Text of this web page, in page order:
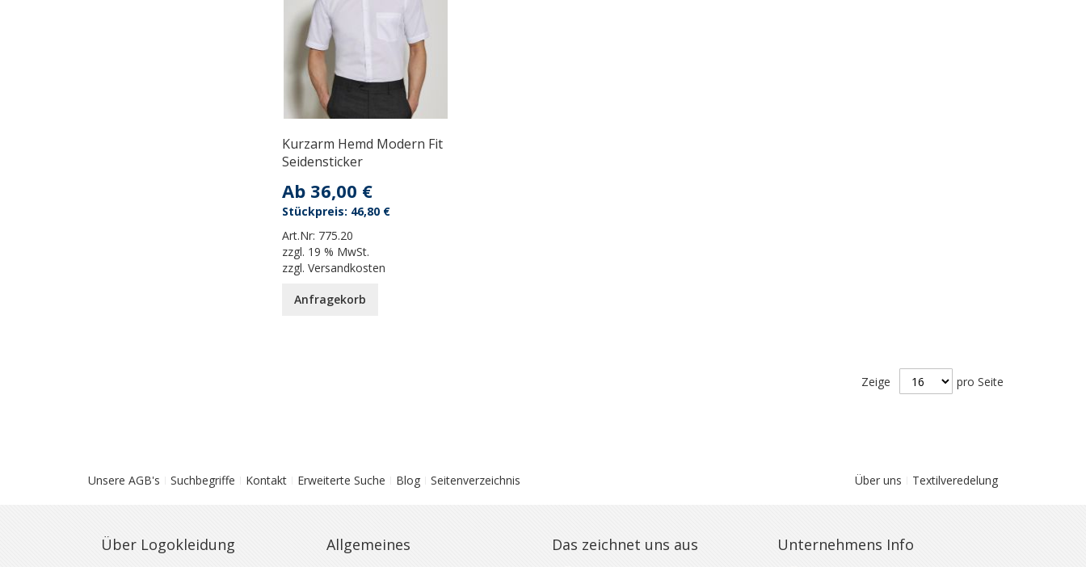
Kurzarm Hemd Modern Fit
Seidensticker
Ab 36,00 €
Art.Nr: 775.20
zzgl. 19 % MwSt.
zzgl. Versandkosten
46,80 €
Anfragekorb
Zeige pro Seite
Unsere AGB's Suchbegriffe Kontakt Erweiterte Suche Blog Seitenverzeichnis Über uns Textilveredelung
Über Logokleidung Allgemeines Das zeichnet uns aus Unternehmens Info